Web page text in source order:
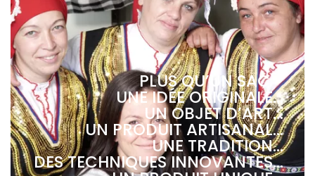
PLUS QU’UN SAC -
UNE IDÉE ORIGINALE...
UN OBJET D’ART...
UN PRODUIT ARTISANAL...
UNE TRADITION...
DES TECHNIQUES INNOVANTES...